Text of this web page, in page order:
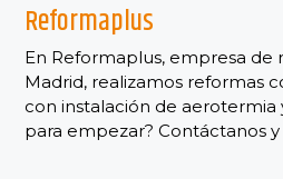
Reformaplus
En Reformaplus, empresa de
Madrid, realizamos reformas
con instalación de aerotermia
para empezar? Contáctanos